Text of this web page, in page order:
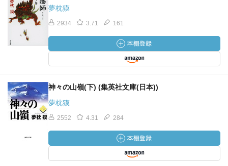
夢枕獏
2934 3.71 161
神々の山嶺(下) (集英社文庫(日本))
夢枕獏
2552 4.31 284